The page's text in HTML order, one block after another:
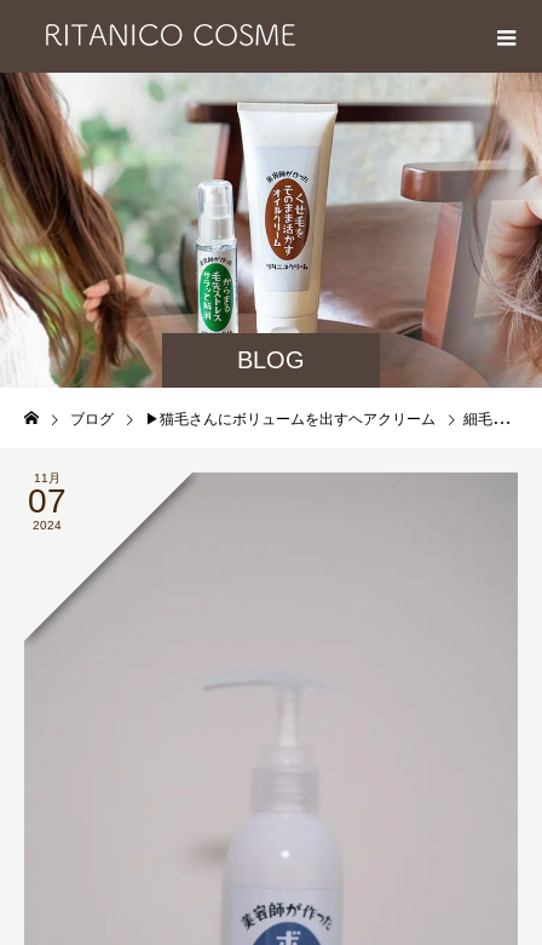
BLOG
ブログ ▶︎猫毛さんにボリュームを出すヘアクリーム 細毛、軟毛で髪にボリュームがほしいとお悩みのあなたへ、水分と油分の補給をして、しっかりとした髪に見せてあげましょう
11月
07
2024